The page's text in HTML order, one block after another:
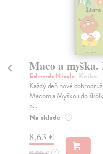
Maco a
Edwards Nicola| Kniha
Každý deň nové
Macom a Myškou do
p...
Na sklade ?
8,63 €